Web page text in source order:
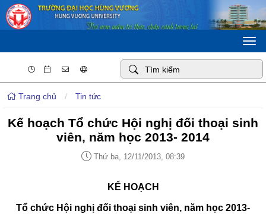
Trang chủ / Tin tức
Kế hoạch Tổ chức Hội nghị đối thoại sinh
viên, năm học 2013- 2014
Thứ ba, 12/11/2013, 08:39
KẾ HOẠCH
Tổ chức Hội nghị đối thoại sinh viên, năm học 2013-